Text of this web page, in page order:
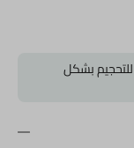
للتحجيم بشكل